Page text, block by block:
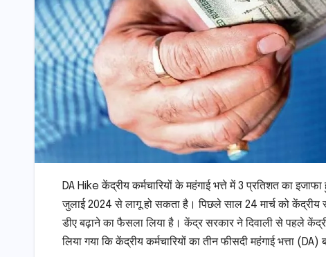
DA Hike केंद्रीय कर्मचारियों के महंगाई भत्ते में 3 प्रतिशत का
जुलाई 2024 से लागू हो सकता है। पिछले साल 24 मार्च को केंद्रीय
डीए बढ़ाने का फैसला लिया है। केंद्र सरकार ने दिवाली से पहले
लिया गया कि केंद्रीय कर्मचारियों का तीन फीसदी महंगाई भत्ता (DA)